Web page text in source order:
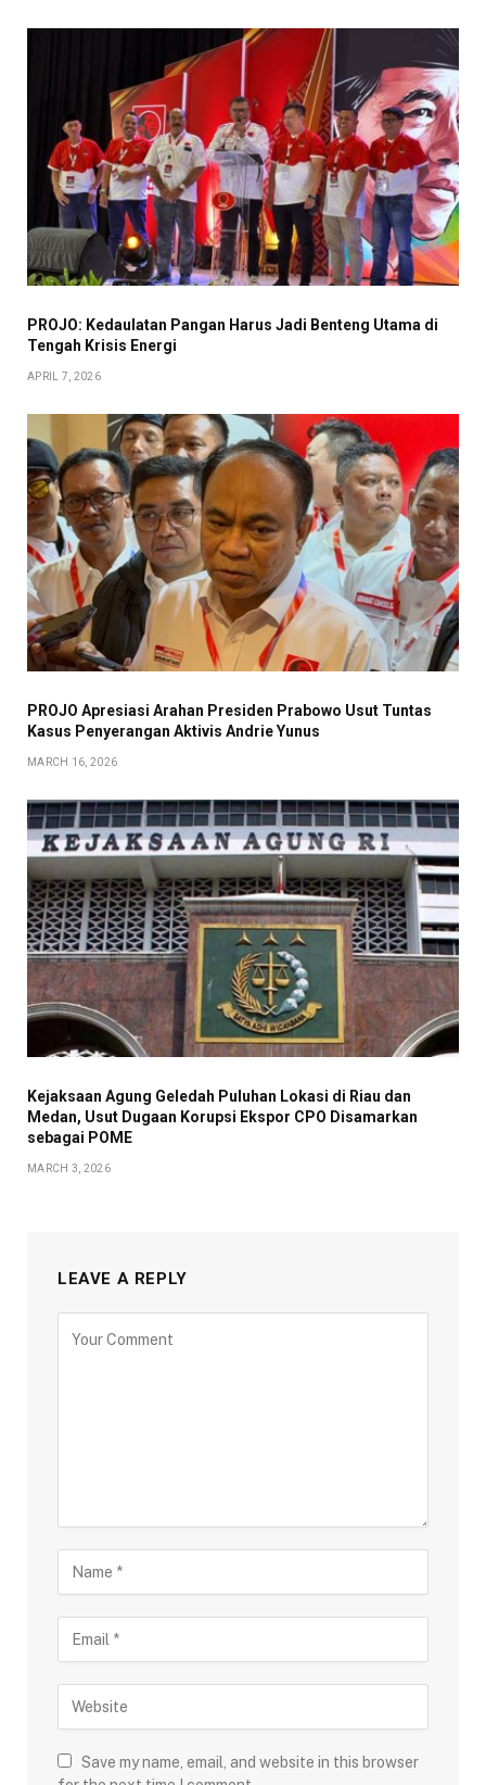
PROJO: Kedaulatan Pangan Harus Jadi Benteng Utama di
Tengah Krisis Energi
APRIL 7, 2026
PROJO Apresiasi Arahan Presiden Prabowo Usut Tuntas
Kasus Penyerangan Aktivis Andrie Yunus
MARCH 16, 2026
Kejaksaan Agung Geledah Puluhan Lokasi di Riau dan
Medan, Usut Dugaan Korupsi Ekspor CPO Disamarkan
sebagai POME
MARCH 3, 2026
LEAVE A REPLY
Save my name, email, and website in this browser